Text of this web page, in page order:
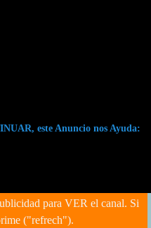
este Anuncio nos Ayuda:
para VER el canal. Si
("refrech").